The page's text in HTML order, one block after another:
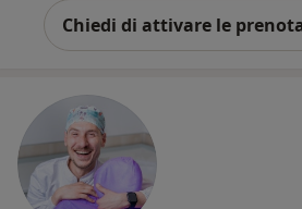
Chiedi di attivare le